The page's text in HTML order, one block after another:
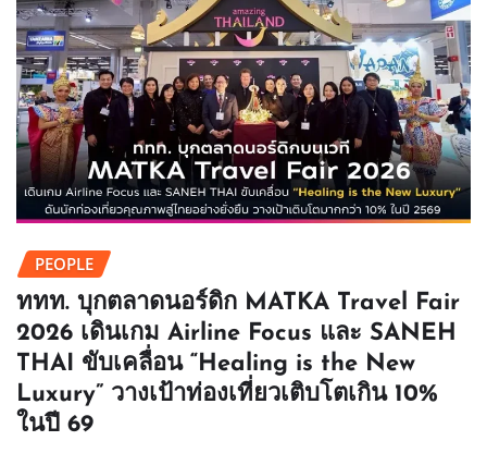
PEOPLE
ททท. บุกตลาดนอร์ดิก MATKA Travel Fair
2026 เดินเกม Airline Focus และ SANEH
THAI ขับเคลื่อน “Healing is the New
Luxury” วางเป้าท่องเที่ยวเติบโตเกิน 10%
ในปี 69